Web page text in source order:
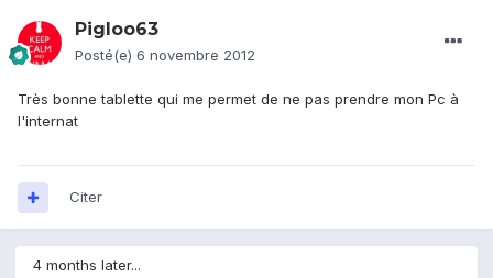
Pigloo63
Posté(e) 6 novembre 2012
Très bonne tablette qui me permet de ne pas prendre mon Pc à
l'internat
Citer
4 months later...